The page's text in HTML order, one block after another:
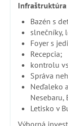
Infraštruktúra
Bazén s
slnečníky,
Foyer s
Recepcia;
kontrolu
Správa
Neďaleko
Nesebaru,
Letisko v
Výborná